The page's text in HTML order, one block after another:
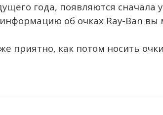
года, появляются сначала
об очках Ray-Ban
приятно, как потом носить